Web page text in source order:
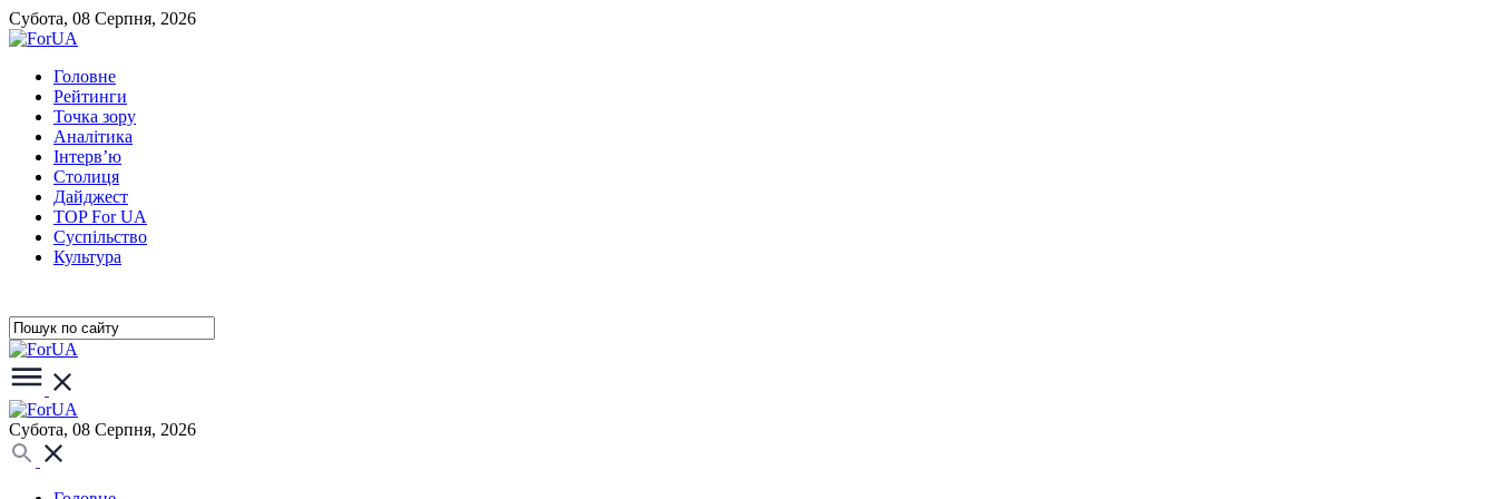
Субота, 08 Серпня, 2026
Головне
Рейтинги
Точка зору
Аналітика
Інтерв’ю
Столиця
Дайджест
TOP For UA
Суспiльство
Культура
Субота, 08 Серпня, 2026